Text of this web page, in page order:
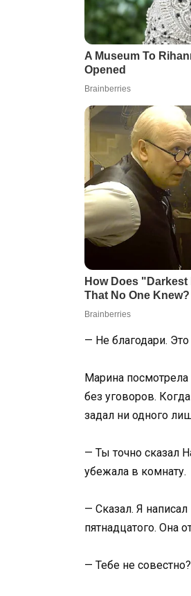
— Не благодари.
Марина посмотрела
без уговоров.
задал ни одного
— Ты точно сказал
убежала в комнату.
— Сказал. Я
пятнадцатого. Она
— Тебе не совестно?